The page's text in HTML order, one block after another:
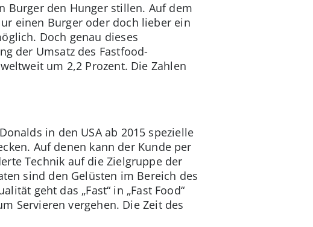
Burger den Hunger stillen. Auf dem
einen Burger oder doch lieber ein
Doch genau dieses
der Umsatz des Fastfood-
um 2,2 Prozent. Die Zahlen
in den USA ab 2015 spezielle
Auf denen kann der Kunde per
Technik auf die Zielgruppe der
sind den Gelüsten im Bereich des
geht das „Fast“ in „Fast Food“
Servieren vergehen. Die Zeit des